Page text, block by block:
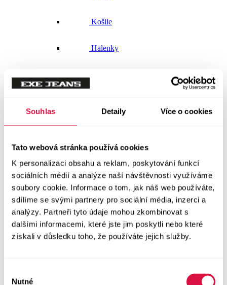
Souhlas Detaily Více o cookies
Tato webová stránka používá cookies
K personalizaci obsahu a reklam, poskytování funkcí
sociálních médií a analýze naší návštěvnosti využíváme
soubory cookie. Informace o tom, jak náš web používáte,
sdílíme se svými partnery pro sociální média, inzerci a
analýzy. Partneři tyto údaje mohou zkombinovat s
dalšími informacemi, které jste jim poskytli nebo které
získali v důsledku toho, že používáte jejich služby.
Nutné
Košile
Halenky
Vše v kategorii Svetry a mikiny
Mikiny
Svetry
Šaty a sukně
Vše v kategorii Šaty a sukně
NOVINKY
Letní šaty